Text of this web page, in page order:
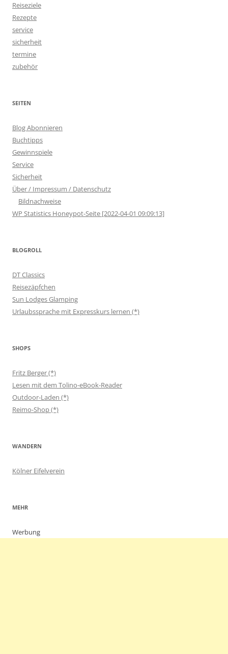
Reiseziele
Rezepte
service
sicherheit
termine
zubehör
SEITEN
Blog Abonnieren
Buchtipps
Gewinnspiele
Service
Sicherheit
Über / Impressum / Datenschutz
Bildnachweise
WP Statistics Honeypot-Seite [2022-04-01 09:09:13]
BLOGROLL
DT Classics
Reisezäpfchen
Sun Lodges Glamping
Urlaubssprache mit Expresskurs lernen (*)
SHOPS
Fritz Berger (*)
Lesen mit dem Tolino-eBook-Reader
Outdoor-Laden (*)
Reimo-Shop (*)
WANDERN
Kölner Eifelverein
MEHR
Werbung